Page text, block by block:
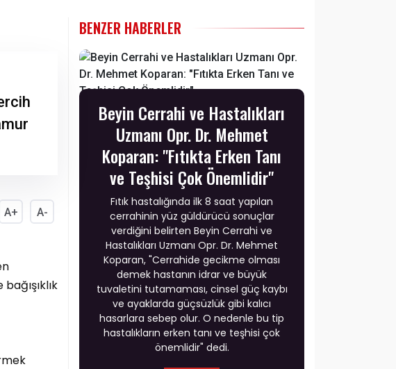
A+ A-
BENZER HABERLER
Beyin Cerrahi ve Hastalıkları
Uzmanı Opr. Dr. Mehmet
Koparan: "Fıtıkta Erken Tanı
ve Teşhisi Çok Önemlidir"
Fıtık hastalığında ilk 8 saat yapılan
cerrahinin yüz güldürücü sonuçlar
verdiğini belirten Beyin Cerrahi ve
Hastalıkları Uzmanı Opr. Dr. Mehmet
Koparan, "Cerrahide gecikme olması
demek hastanın idrar ve büyük
tuvaletini tutamaması, cinsel güç kaybı
ve ayaklarda güçsüzlük gibi kalıcı
hasarlara sebep olur. O nedenle bu tip
hastalıkların erken tanı ve teşhisi çok
önemlidir" dedi.